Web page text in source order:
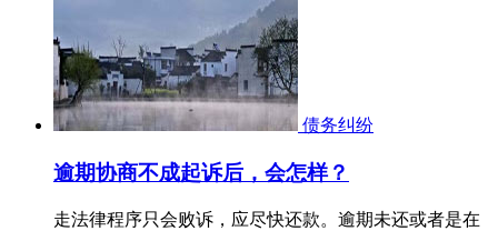
债务纠纷
逾期协商不成起诉后，会怎样？
走法律程序只会败诉，应尽快还款。逾期未还或者是在